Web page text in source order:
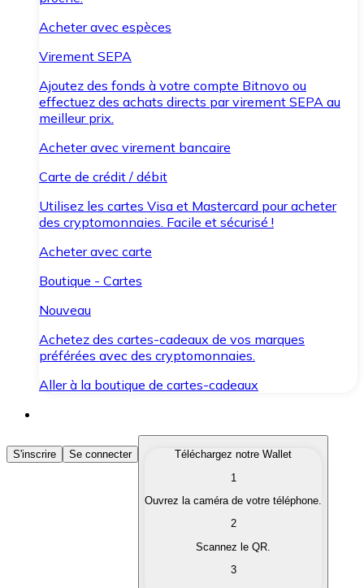
Acheter avec espèces
Virement SEPA
Ajoutez des fonds à votre compte Bitnovo ou
effectuez des achats directs par virement SEPA au
meilleur prix.
Acheter avec virement bancaire
Carte de crédit / débit
Utilisez les cartes Visa et Mastercard pour acheter
des cryptomonnaies. Facile et sécurisé !
Acheter avec carte
Boutique - Cartes
Nouveau
Achetez des cartes-cadeaux de vos marques
préférées avec des cryptomonnaies.
Aller à la boutique de cartes-cadeaux
Acheter des Cryptomonnaies
Achetez les cryptomonnaies qui vous intéressent
Convertissez vos cryptomonnaies en monnaie
S'inscrire Se connecter
Téléchargez notre Wallet
1
Ouvrez la caméra de votre téléphone.
2
Scannez le QR.
3